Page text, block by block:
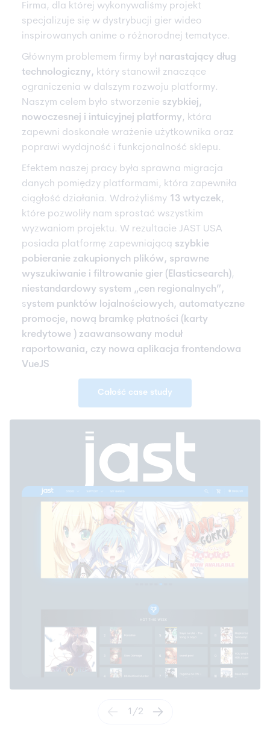
Firma, dla której wykonywaliśmy projekt
specjalizuje się w dystrybucji gier wideo
inspirowanych anime o różnorodnej tematyce.
Głównym problemem firmy był narastający dług
technologiczny, który stanowił znaczące
ograniczenia w dalszym rozwoju platformy.
Naszym celem było stworzenie szybkiej,
nowoczesnej i intuicyjnej platformy, która
zapewni doskonałe wrażenie użytkownika oraz
poprawi wydajność i funkcjonalność sklepu.
Efektem naszej pracy była sprawna migracja
danych pomiędzy platformami, która zapewniła
ciągłość działania. Wdrożyliśmy 13 wtyczek,
które pozwoliły nam sprostać wszystkim
wyzwaniom projektu. W rezultacie JAST USA
posiada platformę zapewniającą szybkie
pobieranie zakupionych plików, sprawne
wyszukiwanie i filtrowanie gier (Elasticsearch),
niestandardowy system „cen regionalnych”,
system punktów lojalnościowych, automatyczne
promocje, nową bramkę płatności (karty
kredytowe ) zaawansowany moduł
raportowania, czy nowa aplikacja frontendowa
VueJS
Całość case study
1 /2